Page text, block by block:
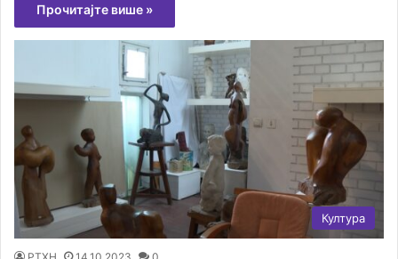
Прочитајте више »
Култура